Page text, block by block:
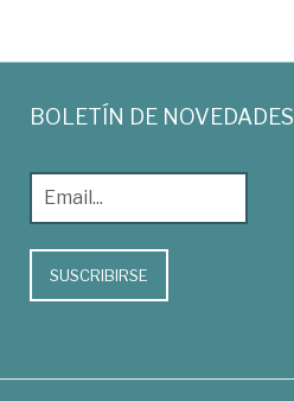
BOLETÍN DE NOVEDADES
SUSCRIBIRSE